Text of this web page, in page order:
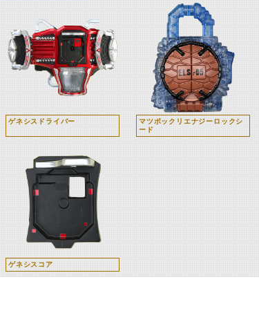
ゲネシスドライバー
マツボックリエナジーロックシ
ード
ゲネシスコア